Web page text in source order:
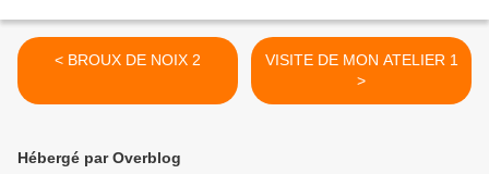
< BROUX DE NOIX 2
VISITE DE MON ATELIER 1
>
Hébergé par Overblog